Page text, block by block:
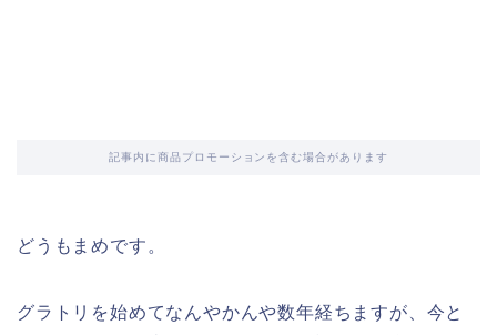
記事内に商品プロモーションを含む場合があります
どうもまめです。
グラトリを始めてなんやかんや数年経ちますが、今と